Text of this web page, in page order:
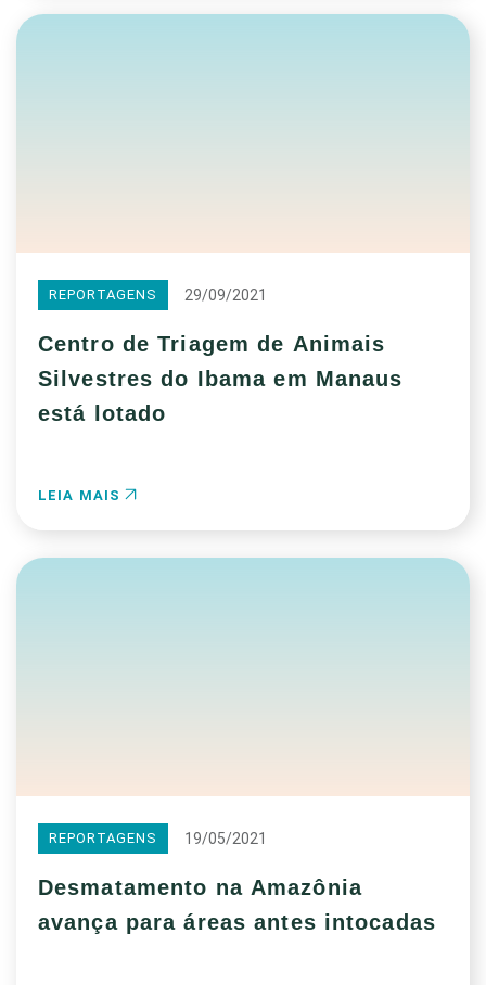
REPORTAGENS 29/09/2021
Centro de Triagem de Animais
Silvestres do Ibama em Manaus
está lotado
LEIA MAIS
REPORTAGENS 19/05/2021
Desmatamento na Amazônia
avança para áreas antes intocadas